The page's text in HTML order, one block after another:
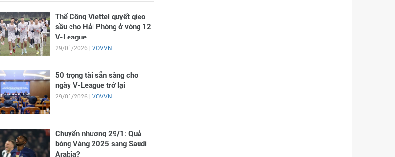
Thể Công Viettel quyết gieo
sầu cho Hải Phòng ở vòng 12
V-League
29/01/2026 | VOVVN
50 trọng tài sẵn sàng cho
ngày V-League trở lại
29/01/2026 | VOVVN
Chuyển nhượng 29/1: Quả
bóng Vàng 2025 sang Saudi
Arabia?